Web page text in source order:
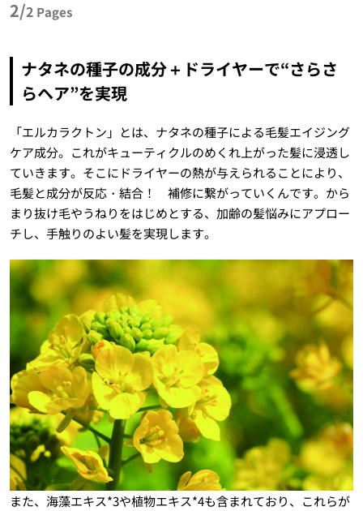
2/2 Pages
ナタネの種子の成分＋ドライヤーで“さらさ
らヘア”を実現
「エルカラクトン」とは、ナタネの種子による毛髪エイジング
ケア成分。これがキューティクルのめくれ上がった髪に浸透し
ていきます。そこにドライヤーの熱が与えられることにより、
毛髪と成分が反応・結合！ 補修に繋がっていくんです。から
まり抜け毛やうねりをはじめとする、加齢の髪悩みにアプロー
チし、手触りのよい髪を実現します。
また、海藻エキス*3や植物エキス*4も含まれており、これらが